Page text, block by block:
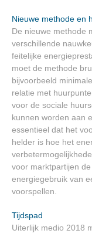
Nieuwe methode en
De nieuwe methode
verschillende
feitelijke
moet de methode
bijvoorbeeld
relatie met
voor de sociale
kunnen worden aan
essentieel dat het
helder is hoe het
voor marktpartijen
energiegebruik van
voorspellen.
Tijdspad
Uiterlijk medio 2018